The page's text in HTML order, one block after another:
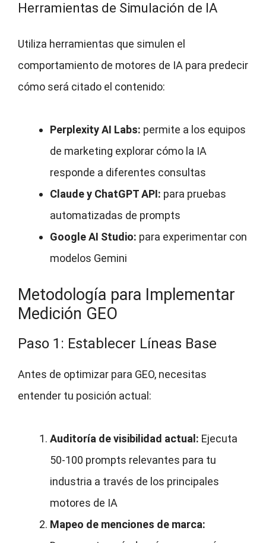
Herramientas de Simulación de IA
Utiliza herramientas que simulen el
comportamiento de motores de IA para predecir
cómo será citado el contenido:
Perplexity AI Labs: permite a los equipos
de marketing explorar cómo la IA
responde a diferentes consultas
Claude y ChatGPT API: para pruebas
automatizadas de prompts
Google AI Studio: para experimentar con
modelos Gemini
Metodología para Implementar
Medición GEO
Paso 1: Establecer Líneas Base
Antes de optimizar para GEO, necesitas
entender tu posición actual:
Auditoría de visibilidad actual: Ejecuta
50-100 prompts relevantes para tu
industria a través de los principales
motores de IA
Mapeo de menciones de marca: